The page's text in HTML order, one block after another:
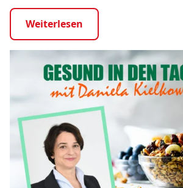
Weiterlesen